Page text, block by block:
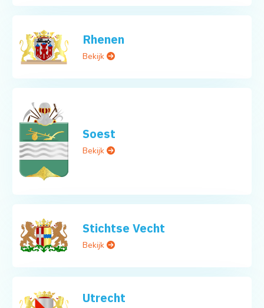
Rhenen
Bekijk
Soest
Bekijk
Stichtse Vecht
Bekijk
Utrecht